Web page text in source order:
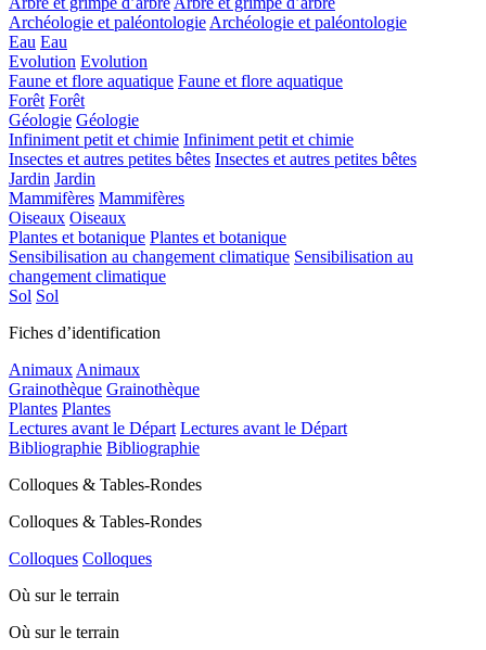
Archéologie et paléontologie Archéologie et paléontologie
Eau Eau
Evolution Evolution
Faune et flore aquatique Faune et flore aquatique
Forêt Forêt
Géologie Géologie
Infiniment petit et chimie Infiniment petit et chimie
Insectes et autres petites bêtes Insectes et autres petites bêtes
Jardin Jardin
Mammifères Mammifères
Oiseaux Oiseaux
Plantes et botanique Plantes et botanique
Sensibilisation au changement climatique Sensibilisation au
changement climatique
Sol Sol
Fiches d’identification
Animaux Animaux
Grainothèque Grainothèque
Plantes Plantes
Lectures avant le Départ Lectures avant le Départ
Bibliographie Bibliographie
Colloques & Tables-Rondes
Colloques & Tables-Rondes
Colloques Colloques
Où sur le terrain
Où sur le terrain